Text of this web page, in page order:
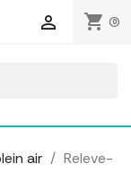
shopping_cart (0)

air
Releve-